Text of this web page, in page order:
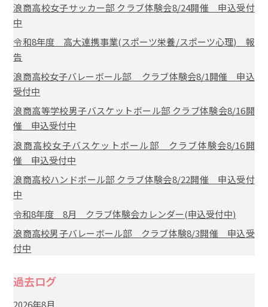
浪商高校女子サッカー部 クラブ体験会8/24開催 申込受付
中
令和8年度 高大連携事業(スポーツ栄養/スポーツ心理) 報
告
浪商高校女子バレーボール部 クラブ体験会8/1開催 申込
受付中
浪商高等学校男子バスケットボール部 クラブ体験会8/16開
催 申込受付中
浪商高校女子バスケットボール部 クラブ体験会8/16開
催 申込受付中
浪商高校ハンドボール部 クラブ体験会8/22開催 申込受付
中
令和8年度 8月 クラブ体験会カレンダー(申込受付中)
浪商高校男子バレーボール部 クラブ体験8/3開催 申込受
付中
過去ログ
2026年8月